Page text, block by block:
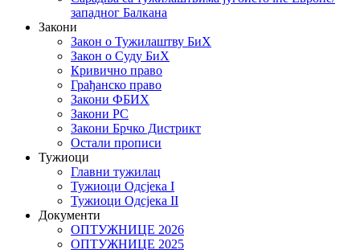
западног Балкана
Закони
Закон о Тужилаштву БиХ
Закон о Суду БиХ
Кривично право
Грађанско право
Закони ФБИХ
Закони РС
Закони Брчко Дистрикт
Остали прописи
Тужиоци
Главни тужилац
Тужиоци Oдсјекa I
Тужиоци Oдсјекa II
Документи
ОПТУЖНИЦЕ 2026
ОПТУЖНИЦЕ 2025